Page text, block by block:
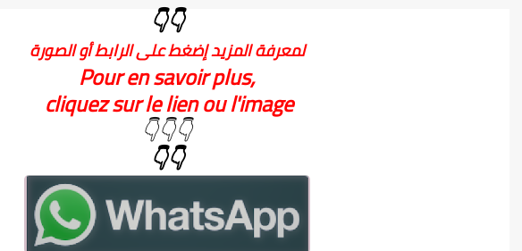
👇👇
لمعرفة المزيد إضغط على الرابط أو الصورة
Pour en savoir plus,
cliquez sur le lien ou l'image
👇👇👇
👇👇